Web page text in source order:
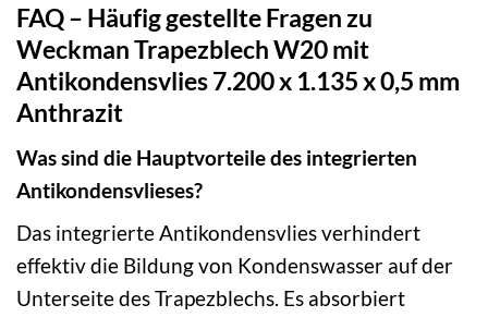
FAQ – Häufig gestellte Fragen zu
Weckman Trapezblech W20 mit
Antikondensvlies 7.200 x 1.135 x 0,5 mm
Anthrazit
Was sind die Hauptvorteile des integrierten
Antikondensvlieses?
Das integrierte Antikondensvlies verhindert
effektiv die Bildung von Kondenswasser auf der
Unterseite des Trapezblechs. Es absorbiert